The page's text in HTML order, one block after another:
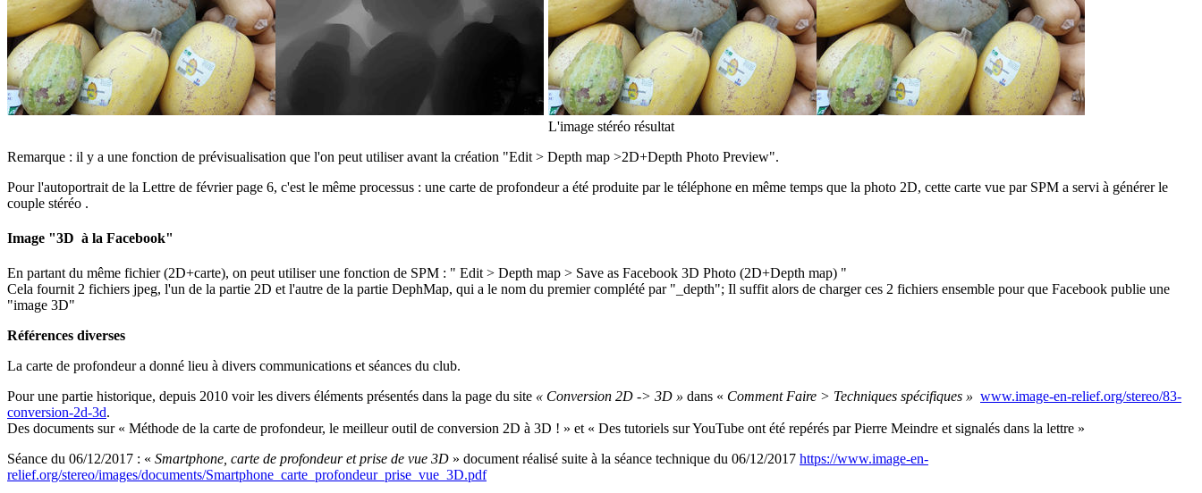
L'image stéréo résultat
Remarque : il y a une fonction de prévisualisation que l'on peut utiliser avant la création "Edit > Depth map >2D+Depth Photo Preview".
Pour l'autoportrait de la Lettre de février page 6, c'est le même processus : une carte de profondeur a été produite par le téléphone en même temps que la photo 2D, cette carte vue par SPM a servi à générer le
couple stéréo .
Image "3D à la Facebook"
En partant du même fichier (2D+carte), on peut utiliser une fonction de SPM : " Edit > Depth map > Save as Facebook 3D Photo (2D+Depth map) "
Cela fournit 2 fichiers jpeg, l'un de la partie 2D et l'autre de la partie DephMap, qui a le nom du premier complété par "_depth"; Il suffit alors de charger ces 2 fichiers ensemble pour que Facebook publie une
"image 3D"
Références diverses
La carte de profondeur a donné lieu à divers communications et séances du club.
Pour une partie historique, depuis 2010 voir les divers éléments présentés dans la page du site « Conversion 2D -> 3D » dans « Comment Faire > Techniques spécifiques » www.image-en-relief.org/stereo/83-
conversion-2d-3d.
Des documents sur « Méthode de la carte de profondeur, le meilleur outil de conversion 2D à 3D ! » et « Des tutoriels sur YouTube ont été repérés par Pierre Meindre et signalés dans la lettre »
Séance du 06/12/2017 : « Smartphone, carte de profondeur et prise de vue 3D » document réalisé suite à la séance technique du 06/12/2017 https://www.image-en-
relief.org/stereo/images/documents/Smartphone_carte_profondeur_prise_vue_3D.pdf